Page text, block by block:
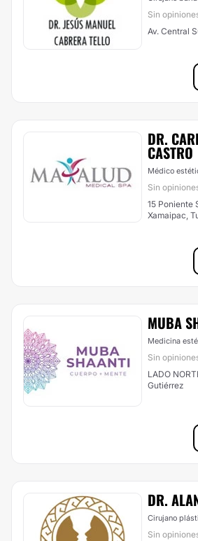
Sin
Av. Central
DR.
CASTRO
Médico
Sin
15 Poniente
Xamaipac,
MUBA
Medicina
Sin
LADO
Gutiérrez
DR.
Cirujano
Sin